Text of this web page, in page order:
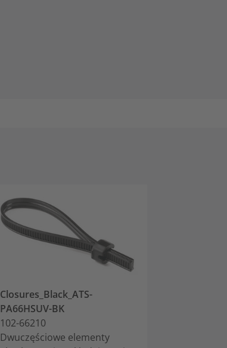
Closures_Black_ATS-
PA66HSUV-BK
102-66210
Dwuczęściowe elementy